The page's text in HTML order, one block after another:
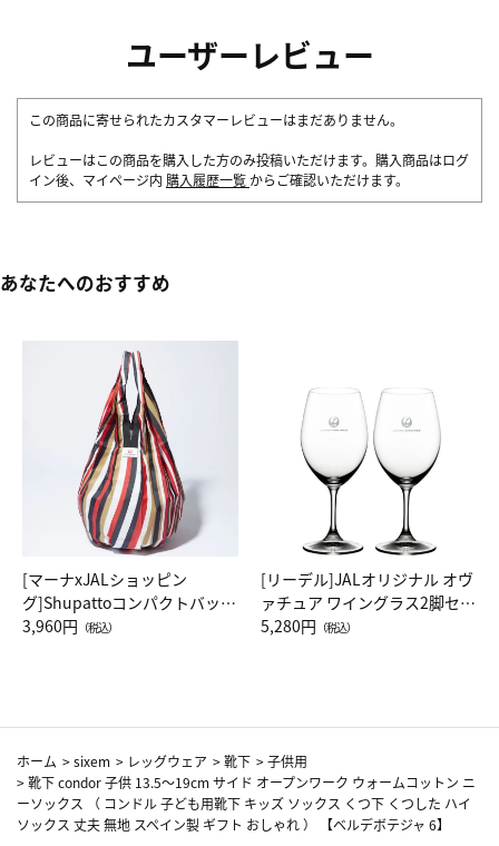
ユーザーレビュー
この商品に寄せられたカスタマーレビューはまだありません。
レビューはこの商品を購入した方のみ投稿いただけます。購入商品はログ
イン後、マイページ内 購入履歴一覧 からご確認いただけます。
あなたへのおすすめ
[マーナxJALショッピン
グ]Shupattoコンパクトバッグ
Drop JAL客室乗務員（LC）ス
3,960円 （税込）
[リーデル]JALオリジナル オヴ
ァチュア ワイングラス2脚セッ
ト（レッドワイン）
5,280円 （税込）
ホーム >sixem > レッグウェア >靴下 >子供用
>靴下 condor 子供 13.5～19cm サイド オープンワーク ウォームコットン ニ
ーソックス （ コンドル 子ども用靴下 キッズ ソックス くつ下 くつした ハイ
ソックス 丈夫 無地 スペイン製 ギフト おしゃれ ） 【ベルデボテジャ 6】